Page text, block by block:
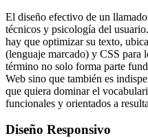
El diseño efectivo de un
técnicos y psicología del
hay que optimizar su texto,
(lenguaje marcado) y CSS para
término no solo forma parte
Web sino que también es
que quiera dominar el
funcionales y orientados a
Diseño Responsivo